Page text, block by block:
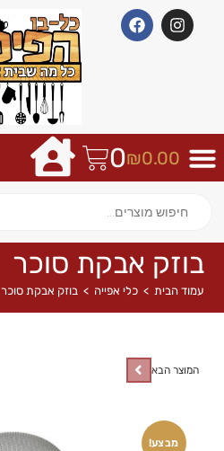
₪0.00
0
בוזק אבקת סוכר
עמוד הבית > כלי אפייה > בוזק אבקת סוכר
מבצע!
המוצר הבא